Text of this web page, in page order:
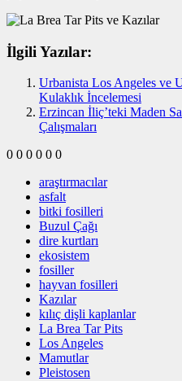
İlgili Yazılar:
Urbanista Los Angeles ve
Kulaklık İncelemesi
Erzincan İliç’teki Maden
Çalışmaları
0 0 0 0 0 0
araştırmacılar
asfalt
bitki fosilleri
Buzul Çağı
dire kurtları
ekosistem
fosiller
hayvan fosilleri
Kazılar
kılıç dişli kaplanlar
La Brea Tar Pits
Los Angeles
Mamutlar
Pleistosen